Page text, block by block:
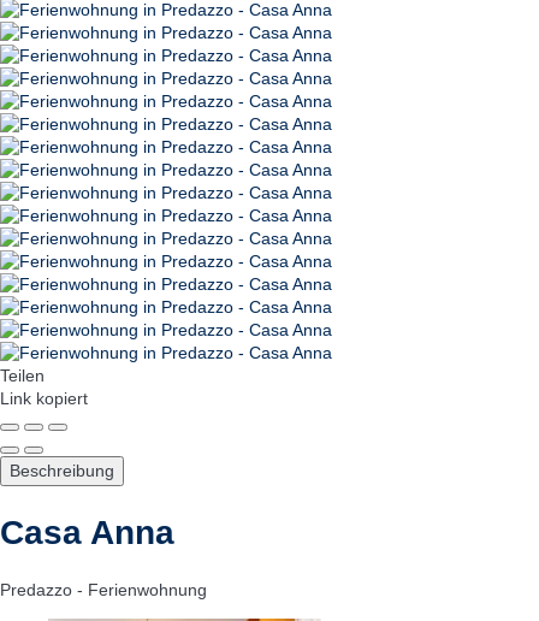
Teilen
Link kopiert
Beschreibung
Casa Anna
Predazzo - Ferienwohnung